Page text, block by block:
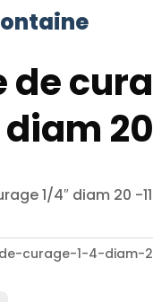
de
diam
1/4″ diam 20 -
curage-1-4-diam-